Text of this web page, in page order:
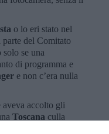
o lo eri stato nel
del Comitato
se una
di programma e
e non c’era nulla
accolto gli
Toscana culla
di amicizia